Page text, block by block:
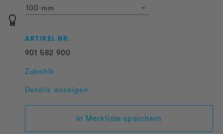
100 mm
ARTIKEL NR.
901 582 900
Zubehör
Details anzeigen
in Merkliste speichern